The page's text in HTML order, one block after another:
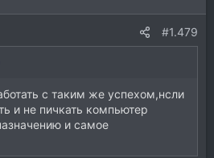
#1.479
с таким же успехом,нсли
и не пичкать компьютер
и самое